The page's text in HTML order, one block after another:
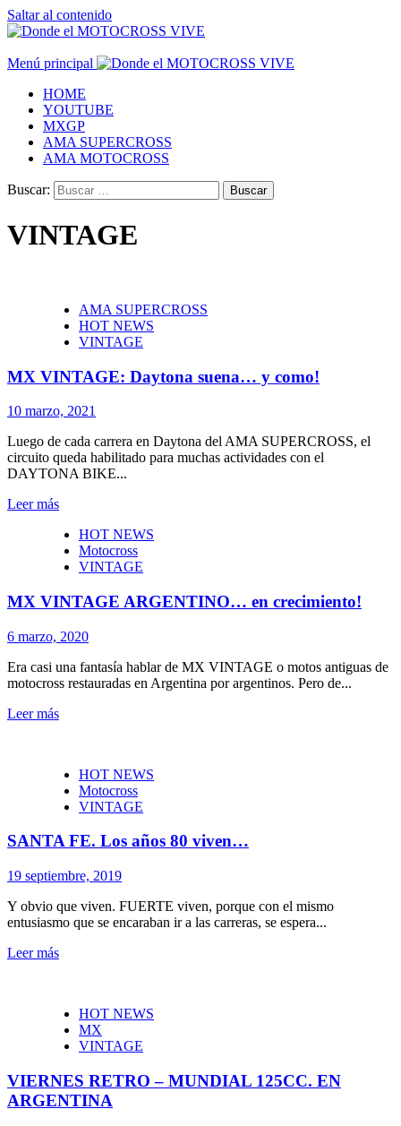
Saltar al contenido
Menú principal
HOME
YOUTUBE
MXGP
AMA SUPERCROSS
AMA MOTOCROSS
Buscar:
VINTAGE
AMA SUPERCROSS
HOT NEWS
VINTAGE
MX VINTAGE: Daytona suena… y como!
10 marzo, 2021
Luego de cada carrera en Daytona del AMA SUPERCROSS, el
circuito queda habilitado para muchas actividades con el
DAYTONA BIKE...
Leer más
HOT NEWS
Motocross
VINTAGE
MX VINTAGE ARGENTINO… en crecimiento!
6 marzo, 2020
Era casi una fantasía hablar de MX VINTAGE o motos antiguas de
motocross restauradas en Argentina por argentinos. Pero de...
Leer más
HOT NEWS
Motocross
VINTAGE
SANTA FE. Los años 80 viven…
19 septiembre, 2019
Y obvio que viven. FUERTE viven, porque con el mismo
entusiasmo que se encaraban ir a las carreras, se espera...
Leer más
HOT NEWS
MX
VINTAGE
VIERNES RETRO – MUNDIAL 125CC. EN
ARGENTINA